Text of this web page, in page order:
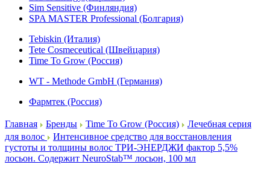
Sim Sensitive (Финляндия)
SPA MASTER Professional (Болгария)
Tebiskin (Италия)
Tete Cosmeceutical (Швейцария)
Time To Grow (Россия)
WT - Methode GmbH (Германия)
Фармтек (Россия)
Главная Бренды Time To Grow (Россия)
Лечебная серия
для волос
Интенсивное средство для восстановления
густоты и толщины волос ТРИ-ЭНЕРДЖИ фактор 5,5%
лосьон. Содержит NeuroStab™ лосьон, 100 мл